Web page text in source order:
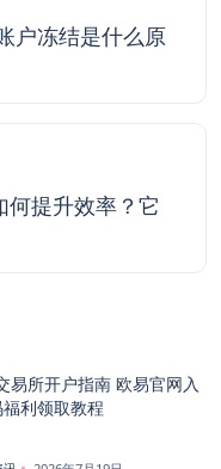
户冻结是什么原
何提升效率？它
易所开户指南 欧易官网入
利领取教程